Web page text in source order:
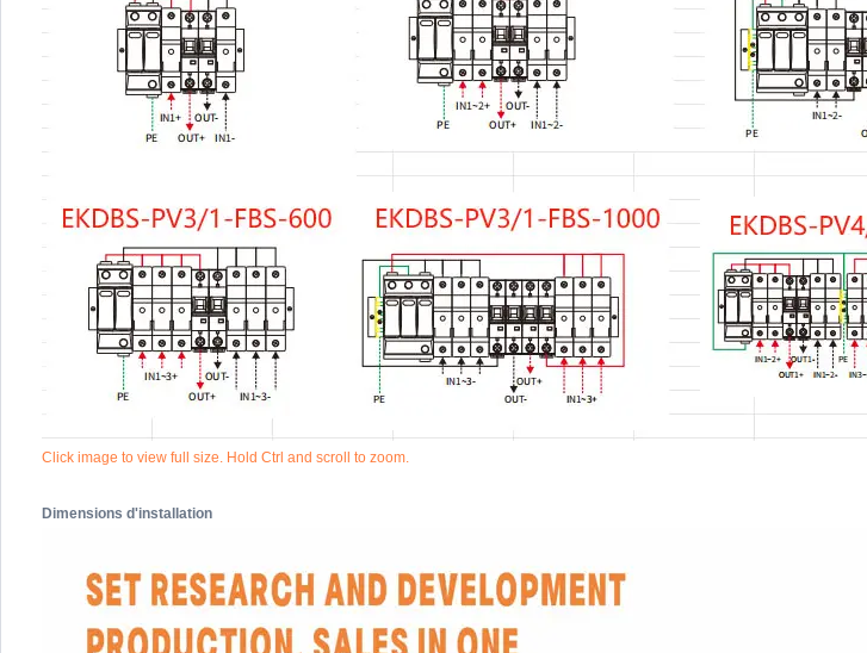
Click image to view full size. Hold Ctrl and scroll to zoom.
Dimensions d'installation